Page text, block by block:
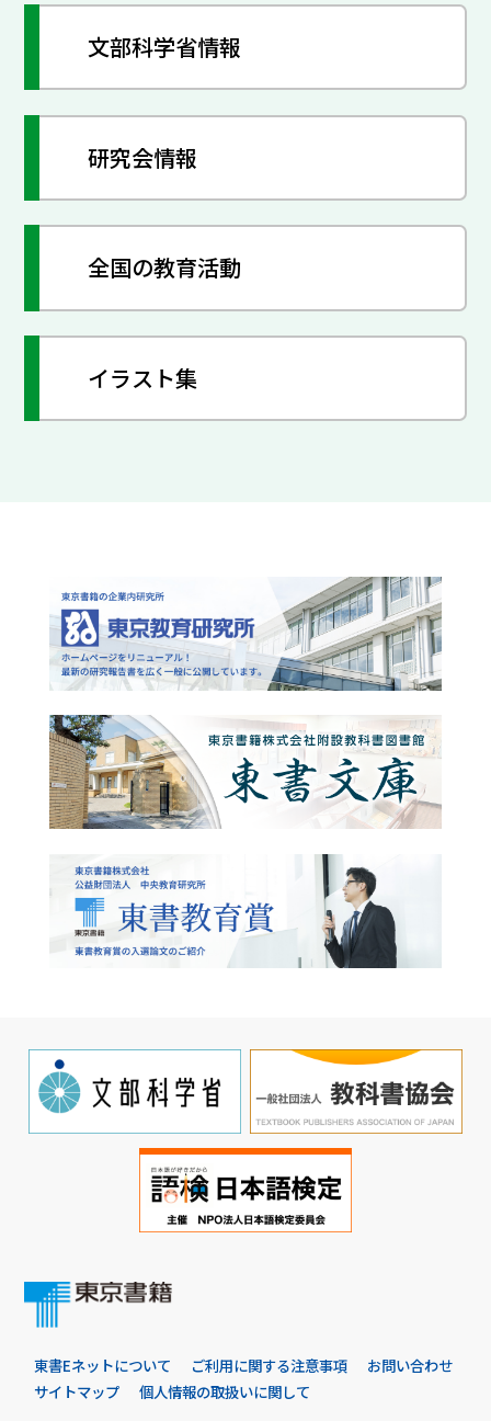
文部科学省情報
研究会情報
全国の教育活動
イラスト集
東書Eネットについて ご利用に関する注意事項
お問い合わせ
サイトマップ
個人情報の取扱いに関して